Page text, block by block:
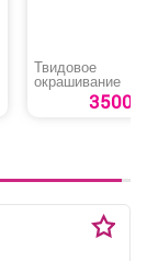
Твидовое
окрашивание
3500